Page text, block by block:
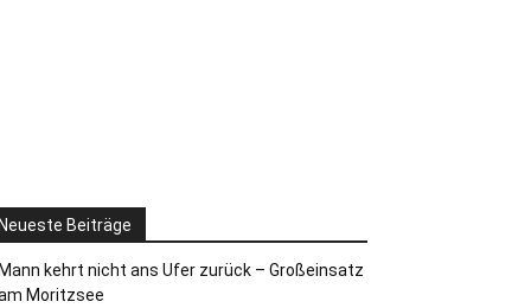
Beiträge
kehrt nicht ans Ufer zurück – Großeinsatz
Moritzsee